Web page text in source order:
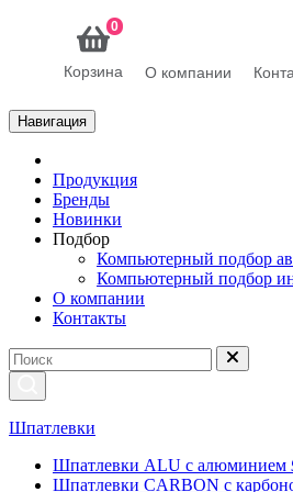
0
Корзина О компании
Навигация
Продукция
Бренды
Новинки
Подбор
Компьютерный подбор
Компьютерный подбор
О компании
Контакты
Шпатлевки
Шпатлевки ALU с алюминием
Шпатлевки CARBON с